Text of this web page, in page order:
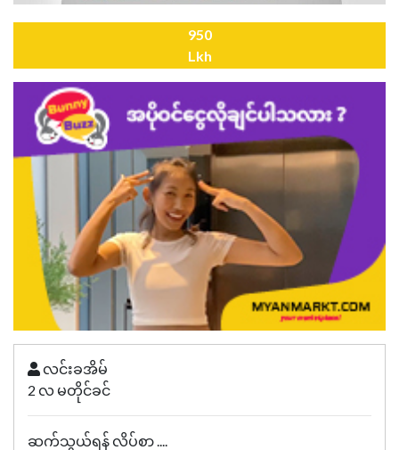
950
Lkh
လင်းခအိမ်
2 လ မတိုင်ခင်
ဆက်သွယ်ရန် လိပ်စာ ....